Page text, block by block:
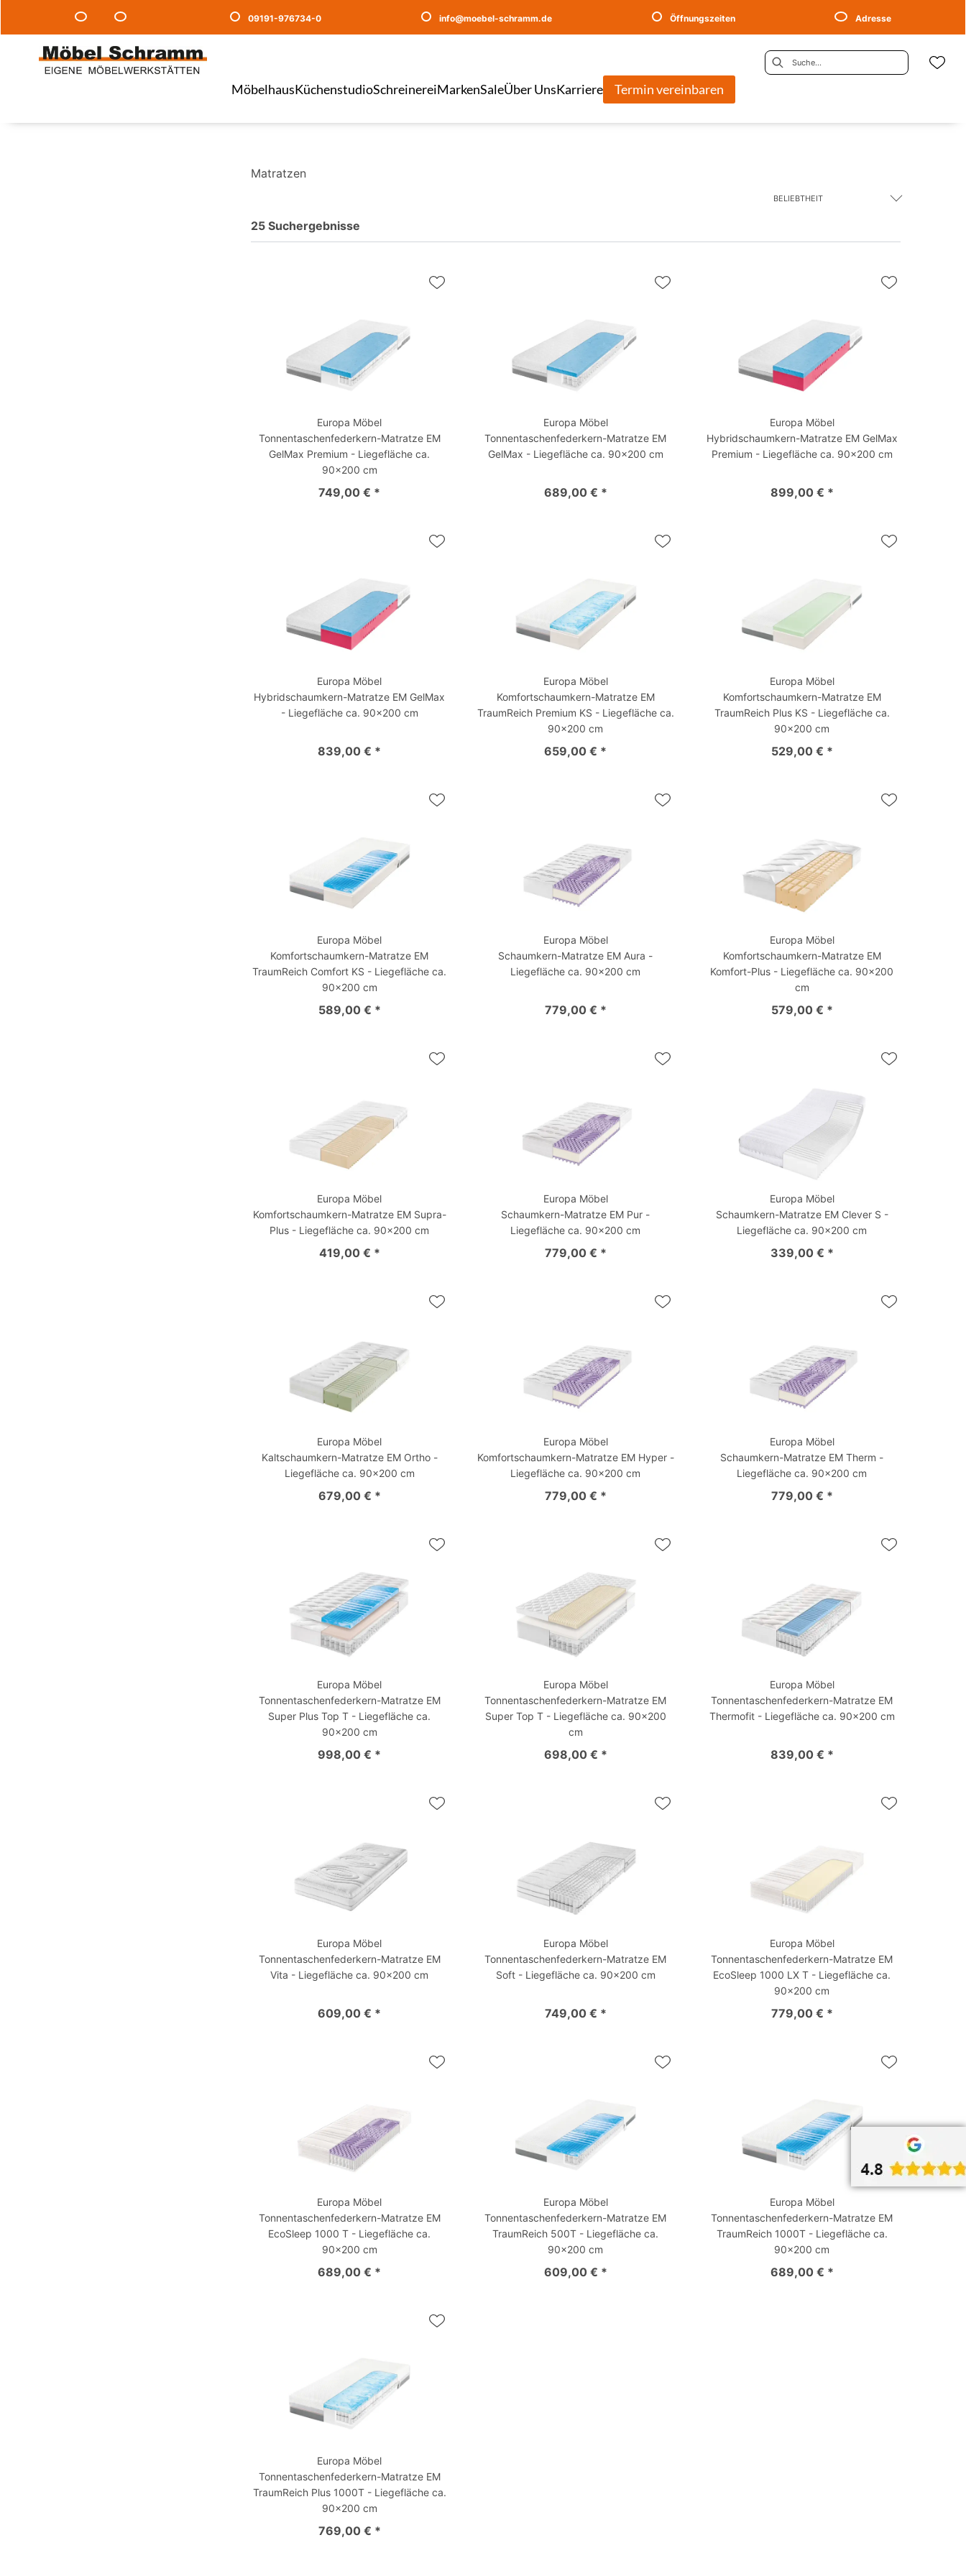
09191-976734-0 info@moebel-schramm.de Öffnungszeiten Adresse
MöbelhausKüchenstudioSchreinereiMarkenSaleÜber UnsKarriere Termin vereinbaren
Matratzen
BELIEBTHEIT
25 Suchergebnisse
Europa Möbel
Tonnentaschenfederkern-Matratze EM
GelMax Premium - Liegefläche ca.
90x200 cm
749,00 € *
Europa Möbel
Tonnentaschenfederkern-Matratze EM
GelMax - Liegefläche ca. 90x200 cm
689,00 € *
Europa Möbel
Hybridschaumkern-Matratze EM GelMax
Premium - Liegefläche ca. 90x200 cm
899,00 € *
Europa Möbel
Hybridschaumkern-Matratze EM GelMax
- Liegefläche ca. 90x200 cm
839,00 € *
Europa Möbel
Komfortschaumkern-Matratze EM
TraumReich Premium KS - Liegefläche ca.
90x200 cm
659,00 € *
Europa Möbel
Komfortschaumkern-Matratze EM
TraumReich Plus KS - Liegefläche ca.
90x200 cm
529,00 € *
Europa Möbel
Komfortschaumkern-Matratze EM
TraumReich Comfort KS - Liegefläche ca.
90x200 cm
589,00 € *
Europa Möbel
Schaumkern-Matratze EM Aura -
Liegefläche ca. 90x200 cm
779,00 € *
Europa Möbel
Komfortschaumkern-Matratze EM
Komfort-Plus - Liegefläche ca. 90x200
cm
579,00 € *
Europa Möbel
Komfortschaumkern-Matratze EM Supra-
Plus - Liegefläche ca. 90x200 cm
419,00 € *
Europa Möbel
Schaumkern-Matratze EM Pur -
Liegefläche ca. 90x200 cm
779,00 € *
Europa Möbel
Schaumkern-Matratze EM Clever S -
Liegefläche ca. 90x200 cm
339,00 € *
Europa Möbel
Kaltschaumkern-Matratze EM Ortho -
Liegefläche ca. 90x200 cm
679,00 € *
Europa Möbel
Komfortschaumkern-Matratze EM Hyper -
Liegefläche ca. 90x200 cm
779,00 € *
Europa Möbel
Schaumkern-Matratze EM Therm -
Liegefläche ca. 90x200 cm
779,00 € *
Europa Möbel
Tonnentaschenfederkern-Matratze EM
Super Plus Top T - Liegefläche ca.
90x200 cm
998,00 € *
Europa Möbel
Tonnentaschenfederkern-Matratze EM
Super Top T - Liegefläche ca. 90x200
cm
698,00 € *
Europa Möbel
Tonnentaschenfederkern-Matratze EM
Thermofit - Liegefläche ca. 90x200 cm
839,00 € *
Europa Möbel
Tonnentaschenfederkern-Matratze EM
Vita - Liegefläche ca. 90x200 cm
609,00 € *
Europa Möbel
Tonnentaschenfederkern-Matratze EM
Soft - Liegefläche ca. 90x200 cm
749,00 € *
Europa Möbel
Tonnentaschenfederkern-Matratze EM
EcoSleep 1000 LX T - Liegefläche ca.
90x200 cm
779,00 € *
Europa Möbel
Tonnentaschenfederkern-Matratze EM
EcoSleep 1000 T - Liegefläche ca.
90x200 cm
689,00 € *
Europa Möbel
Tonnentaschenfederkern-Matratze EM
TraumReich 500T - Liegefläche ca.
90x200 cm
609,00 € *
Europa Möbel
Tonnentaschenfederkern-Matratze EM
TraumReich 1000T - Liegefläche ca.
90x200 cm
689,00 € *
Europa Möbel
Tonnentaschenfederkern-Matratze EM
TraumReich Plus 1000T - Liegefläche ca.
90x200 cm
769,00 € *